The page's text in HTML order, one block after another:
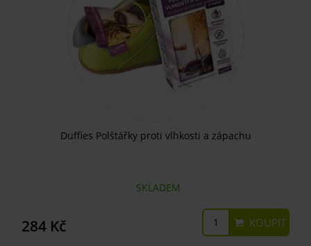
Duffies Polštářky proti vlhkosti a zápachu
SKLADEM
284 Kč KOUPIT